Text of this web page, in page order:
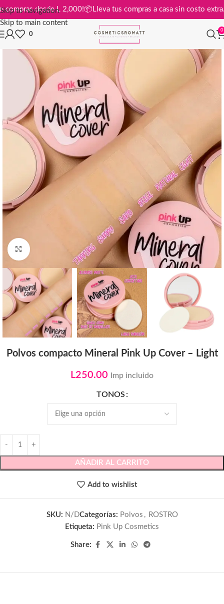
Skip to navigation
Skip to main content
en compras desde L 2,000!📦Lleva tus compras a casa sin costo
0
0
Click to enlarge
Polvos compacto Mineral Pink Up Cover – Light
L250.00 Imp incluido
TONOS
AÑADIR AL CARRITO
Add to wishlist
SKU: N/DCategorías: Polvos , ROSTRO
Etiqueta: Pink Up Cosmetics
Share: